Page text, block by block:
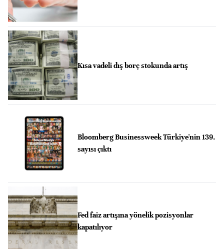
Kısa vadeli dış borç stokunda artış
Bloomberg Businessweek Türkiye'nin 139.
sayısı çıktı
Fed faiz artışına yönelik pozisyonlar
kapatılıyor